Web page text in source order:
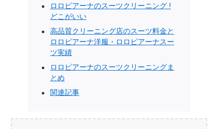
ロロピアーナのスーツクリーニング !
どこがいい
高品質クリーニング店のスーツ料金と
ロロピアーナ洋服・ロロピアーナスー
ツ実績
ロロピアーナのスーツクリーニングま
とめ
関連記事